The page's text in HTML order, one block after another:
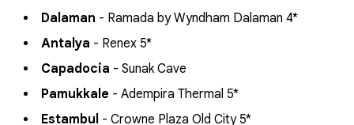
Dalaman - Ramada by Wyndham Dalaman 4*
Antalya - Renex 5*
Capadocia - Sunak Cave
Pamukkale - Adempira Thermal 5*
Estambul - Crowne Plaza Old City 5*